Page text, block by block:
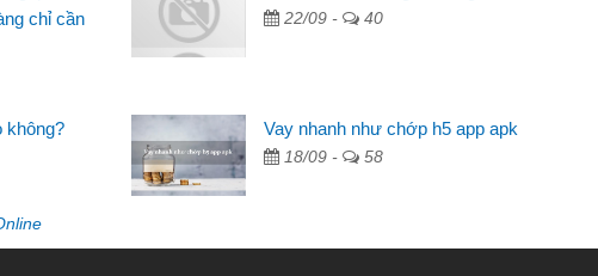
có 2 triệu để giải quyết việc riêng, trong 1-2 ngày tôi trả
thôi. Cảm ơn đã giúp tôi kịp thời và nhanh chóng
chỉ cần
22/09 - 40
không? Vay nhanh như chớp h5 app apk
18/09 - 58